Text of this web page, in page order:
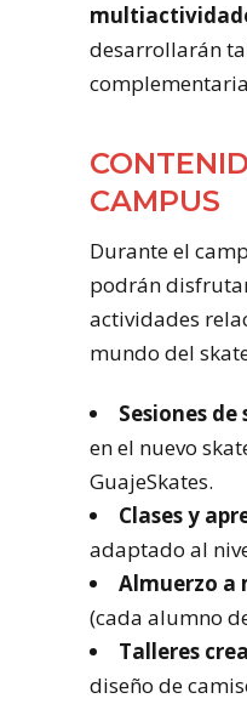
desarrollarán
CAMPUS
Durante el
podrán
actividades
mundo del
Sesiones
en el nuevo
GuajeSkates.
Clases y
adaptado al
Almuerzo a
(cada alumno
Talleres
diseño de